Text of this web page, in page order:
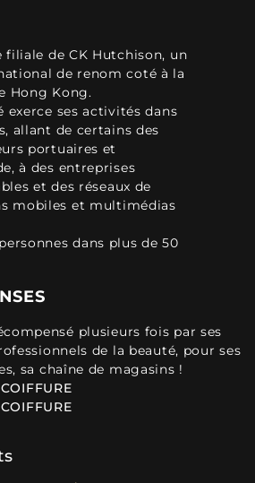
filiale de CK Hutchison, un
de renom coté à la
Hong Kong.
exerce ses activités dans
allant de certains des
portuaires et
à des entreprises
et des réseaux de
mobiles et multimédias
dans plus de 50
plusieurs fois par ses
de la beauté, pour ses
sa chaîne de magasins !